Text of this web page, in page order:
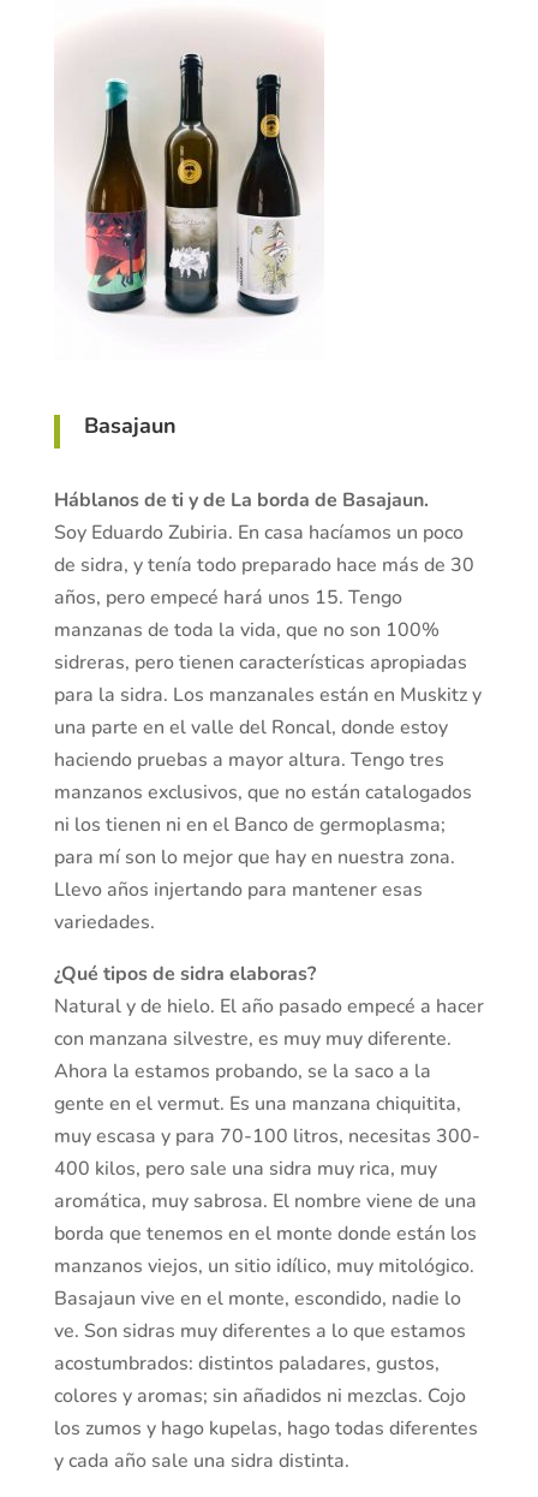
Basajaun
Háblanos de ti y de La borda de Basajaun.
Soy Eduardo Zubiria. En casa hacíamos un poco
de sidra, y tenía todo preparado hace más de 30
años, pero empecé hará unos 15. Tengo
manzanas de toda la vida, que no son 100%
sidreras, pero tienen características apropiadas
para la sidra. Los manzanales están en Muskitz y
una parte en el valle del Roncal, donde estoy
haciendo pruebas a mayor altura. Tengo tres
manzanos exclusivos, que no están catalogados
ni los tienen ni en el Banco de germoplasma;
para mí son lo mejor que hay en nuestra zona.
Llevo años injertando para mantener esas
variedades.
¿Qué tipos de sidra elaboras?
Natural y de hielo. El año pasado empecé a hacer
con manzana silvestre, es muy muy diferente.
Ahora la estamos probando, se la saco a la
gente en el vermut. Es una manzana chiquitita,
muy escasa y para 70-100 litros, necesitas 300-
400 kilos, pero sale una sidra muy rica, muy
aromática, muy sabrosa. El nombre viene de una
borda que tenemos en el monte donde están los
manzanos viejos, un sitio idílico, muy mitológico.
Basajaun vive en el monte, escondido, nadie lo
ve. Son sidras muy diferentes a lo que estamos
acostumbrados: distintos paladares, gustos,
colores y aromas; sin añadidos ni mezclas. Cojo
los zumos y hago kupelas, hago todas diferentes
y cada año sale una sidra distinta.